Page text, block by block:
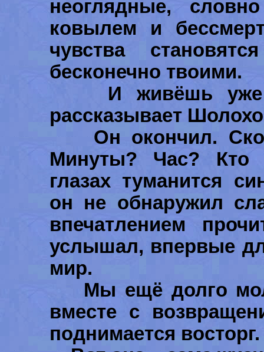
неоглядные,
ковылем и
чувства
бесконечно твоими.
И живёшь уже в
рассказывает
Он окончил.
Минуты? Час? Кто
глазах туманится
он не обнаружил
впечатлением
услышал, впервые
мир.
Мы ещё долго
вместе с
поднимается восторг.